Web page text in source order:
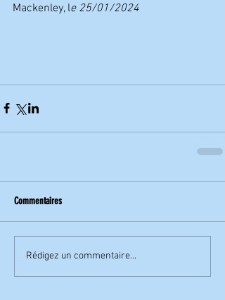
Mackenley, le 25/01/2024
Commentaires
Rédigez un commentaire...